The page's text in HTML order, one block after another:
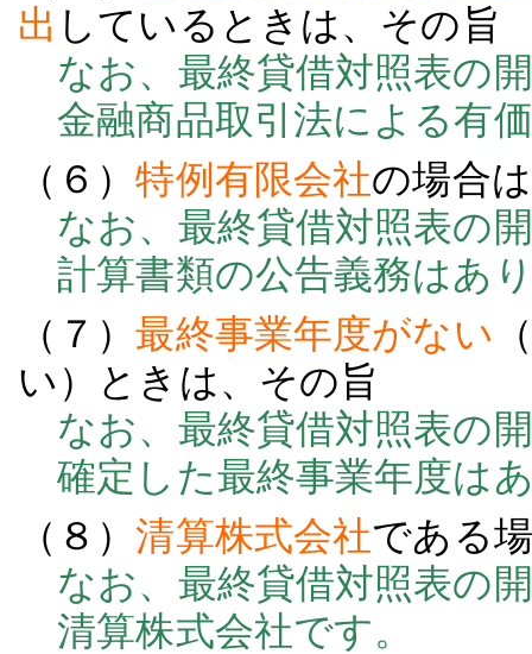
出 しているときは、その旨
なお、最終貸借対照表の
金融商品取引法による有
（６）特例有限会社の場合
なお、最終貸借対照表の
計算書類の公告義務はあ
（７）最終事業年度がない
い）ときは、その旨
なお、最終貸借対照表の
確定した最終事業年度は
（８）清算株式会社である
なお、最終貸借対照表の
清算株式会社です。